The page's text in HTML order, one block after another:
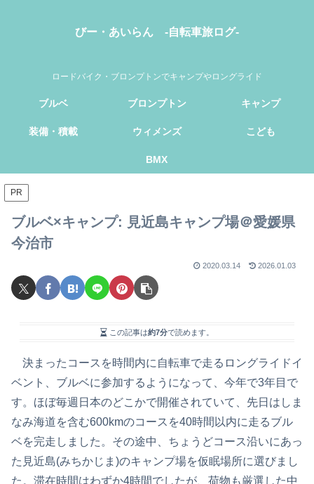
びー・あいらん -自転車旅ログ-
ロードバイク・ブロンプトンでキャンプやロングライド
ブルベ ブロンプトン キャンプ
装備・積載 ウィメンズ こども
BMX
PR
ブルベ×キャンプ: 見近島キャンプ場＠愛媛県
今治市
2020.03.14 2026.01.03
この記事は約7分で読めます。
決まったコースを時間内に自転車で走るロングライドイ
ベント、ブルベに参加するようになって、今年で3年目で
す。ほぼ毎週日本のどこかで開催されていて、先日はしま
なみ海道を含む600kmのコースを40時間以内に走るブル
ベを完走しました。その途中、ちょうどコース沿いにあっ
た見近島(みちかじま)のキャンプ場を仮眠場所に選びまし
た。滞在時間はわずか4時間でしたが、荷物も厳選した中